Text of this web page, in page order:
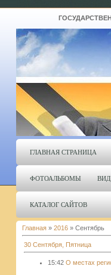
ГЛАВНАЯ СТРАНИЦА
ФОТОАЛЬБОМЫ
КАТАЛОГ САЙТОВ
Главная » 2016 » Сентябрь
30 Сентября, Пятница
15:42 О местах